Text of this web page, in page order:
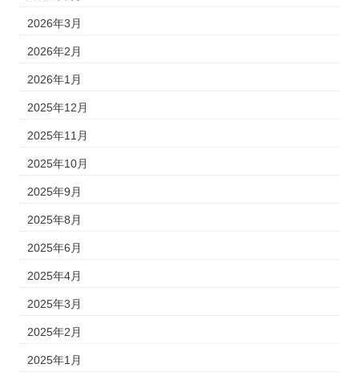
2026年3月
2026年2月
2026年1月
2025年12月
2025年11月
2025年10月
2025年9月
2025年8月
2025年6月
2025年4月
2025年3月
2025年2月
2025年1月